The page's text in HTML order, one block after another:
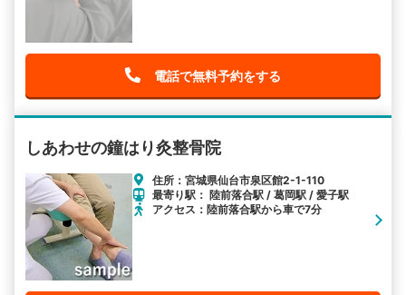
電話で無料予約をする
しあわせの鐘はり灸整骨院
住所：宮城県仙台市泉区館2-1-110
最寄り駅： 陸前落合駅 / 葛岡駅 / 愛子駅
アクセス：陸前落合駅から車で7分